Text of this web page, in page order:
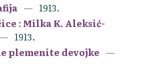
1913.
: Milka K. Aleksić-
1913.
plemenite devojke